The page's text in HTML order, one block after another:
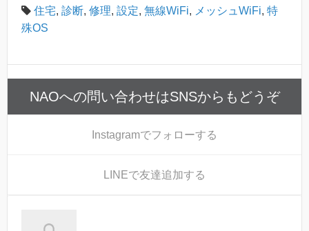
住宅, 診断, 修理, 設定, 無線WiFi, メッシュWiFi, 特
殊OS
NAOへの問い合わせはSNSからもどうぞ
Instagramでフォローする
LINEで友達追加する